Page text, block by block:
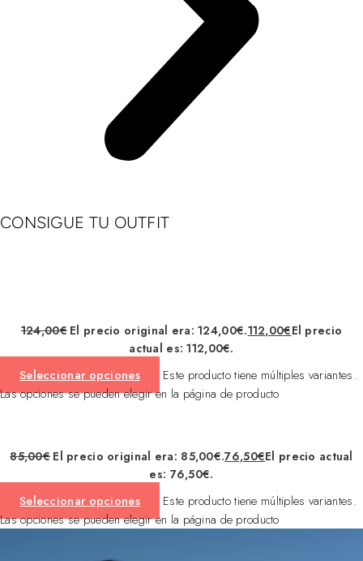
CONSIGUE TU OUTFIT
124,00€ El precio original era: 124,00€.112,00€El precio
actual es: 112,00€.
Seleccionar opciones
Este producto tiene múltiples variantes.
Las opciones se pueden elegir en la página de producto
85,00€ El precio original era: 85,00€.76,50€El precio actual
es: 76,50€.
Seleccionar opciones
Este producto tiene múltiples variantes.
Las opciones se pueden elegir en la página de producto